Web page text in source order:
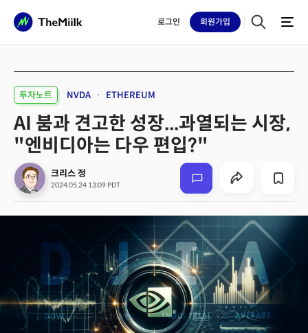
로그인 회원가입
투자노트 NVDA ETHEREUM
AI 붐과 견고한 성장...과열되는 시장,
"엔비디아는 다우 편입?"
크리스 정
2024.05.24 13:09 PDT